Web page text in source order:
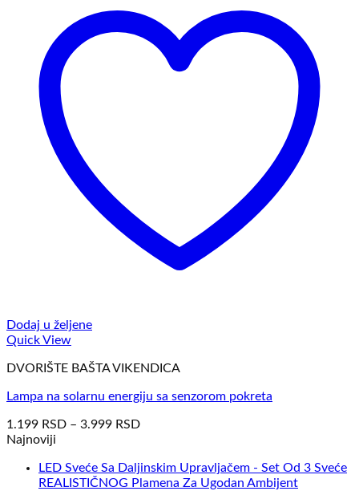
Dodaj u željene
Quick View
DVORIŠTE BAŠTA VIKENDICA
Lampa na solarnu energiju sa senzorom pokreta
1.199 RSD – 3.999 RSD
Najnoviji
LED Sveće Sa Daljinskim Upravljačem - Set Od 3 Sveće
REALISTIČNOG Plamena Za Ugodan Ambijent